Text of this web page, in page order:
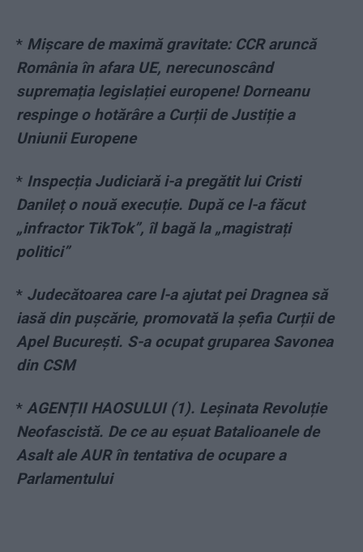
* Mișcare de maximă gravitate: CCR aruncă
România în afara UE, nerecunoscând
supremația legislației europene! Dorneanu
respinge o hotărâre a Curții de Justiție a
Uniunii Europene
* Inspecția Judiciară i-a pregătit lui Cristi
Danileț o nouă execuție. După ce l-a făcut
„infractor TikTok”, îl bagă la „magistrați
politici”
* Judecătoarea care l-a ajutat pei Dragnea să
iasă din pușcărie, promovată la șefia Curții de
Apel București. S-a ocupat gruparea Savonea
din CSM
* AGENȚII HAOSULUI (1). Leșinata Revoluție
Neofascistă. De ce au eșuat Batalioanele de
Asalt ale AUR în tentativa de ocupare a
Parlamentului